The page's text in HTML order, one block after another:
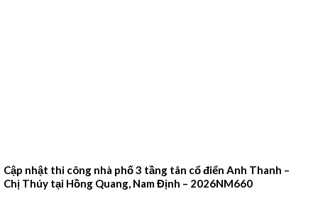
Cập nhật thi công nhà phố 3 tầng tân cổ điển Anh Thanh –
Chị Thúy tại Hồng Quang, Nam Định – 2026NM660